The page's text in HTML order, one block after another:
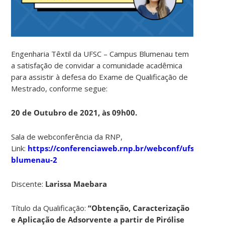
Engenharia Têxtil da UFSC – Campus Blumenau tem
a satisfação de convidar a comunidade acadêmica
para assistir à defesa do Exame de Qualificação de
Mestrado, conforme segue:
20 de Outubro de 2021, às 09h00.
Sala de webconferência da RNP,
Link: https://conferenciaweb.rnp.br/webconf/ufsc-
blumenau-2
Discente: Larissa Maebara
Título da Qualificação:“Obtenção, Caracterização
e Aplicação de Adsorvente a partir de Pirólise